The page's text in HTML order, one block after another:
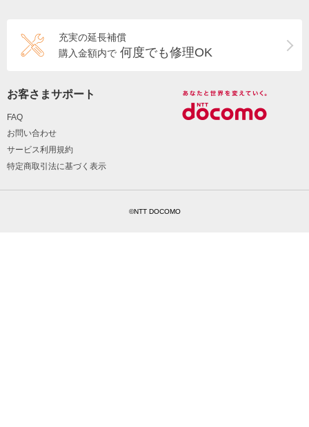
充実の延長補償
購入金額内で 何度でも修理OK
お客さまサポート
FAQ
お問い合わせ
サービス利用規約
特定商取引法に基づく表示
©NTT DOCOMO